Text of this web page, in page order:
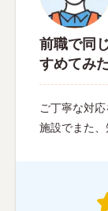
前職で同
すめてみた
ご丁寧な対
施設でまた、